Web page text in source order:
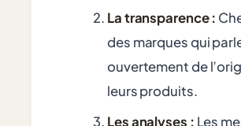
La transparence :
des marques qui
ouvertement de
leurs produits.
Les analyses : Les